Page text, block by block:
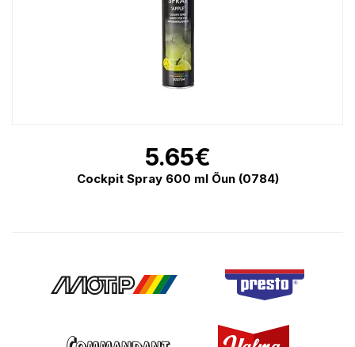
5.65€
Cockpit Spray 600 ml Õun (0784)